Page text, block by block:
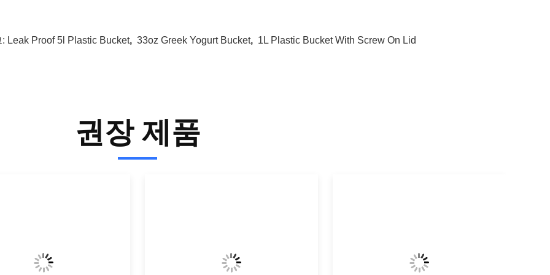
: Leak Proof 5l Plastic Bucket, 33oz Greek Yogurt Bucket, 1L Plastic Bucket With Screw On Lid
권장 제품